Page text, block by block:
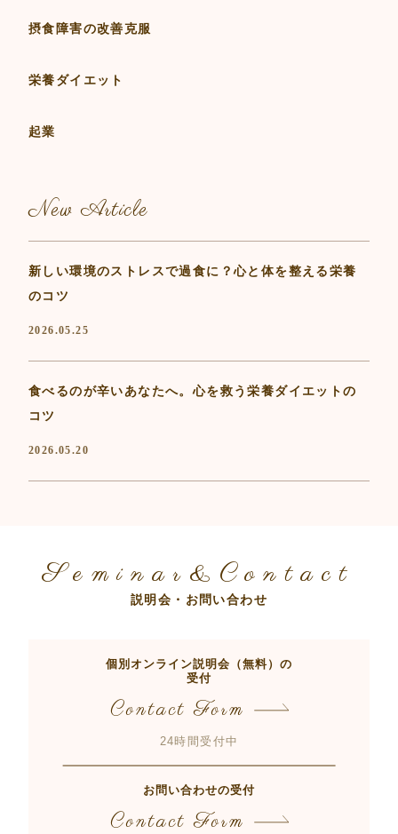
摂食障害の改善克服
栄養ダイエット
起業
New Article
新しい環境のストレスで過食に？心と体を整える栄養
のコツ
2026.05.25
食べるのが辛いあなたへ。心を救う栄養ダイエットの
コツ
2026.05.20
Seminar&Contact
説明会・お問い合わせ
個別オンライン説明会（無料）の
受付
Contact Form
24時間受付中
お問い合わせの受付
Contact Form